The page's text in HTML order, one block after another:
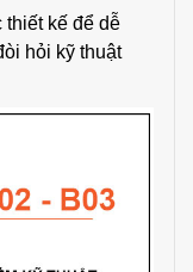
kế để dễ
hỏi kỹ thuật